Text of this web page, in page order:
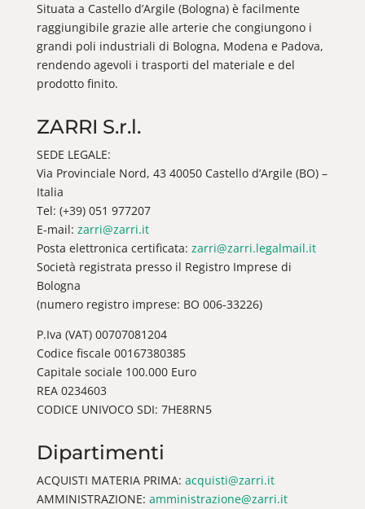
Situata a Castello d’Argile (Bologna) è facilmente
raggiungibile grazie alle arterie che congiungono i
grandi poli industriali di Bologna, Modena e Padova,
rendendo agevoli i trasporti del materiale e del
prodotto finito.
ZARRI S.r.l.
SEDE LEGALE:
Via Provinciale Nord, 43 40050 Castello d’Argile (BO) –
Italia
Tel: (+39) 051 977207
E-mail: zarri@zarri.it
Posta elettronica certificata: zarri@zarri.legalmail.it
Società registrata presso il Registro Imprese di
Bologna
(numero registro imprese: BO 006-33226)
P.Iva (VAT) 00707081204
Codice fiscale 00167380385
Capitale sociale 100.000 Euro
REA 0234603
CODICE UNIVOCO SDI: 7HE8RN5
Dipartimenti
ACQUISTI MATERIA PRIMA: acquisti@zarri.it
AMMINISTRAZIONE: amministrazione@zarri.it